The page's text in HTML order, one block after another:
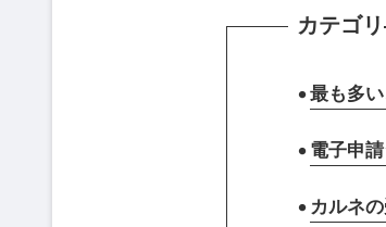
カテゴ
最も多
電子申
カルネ